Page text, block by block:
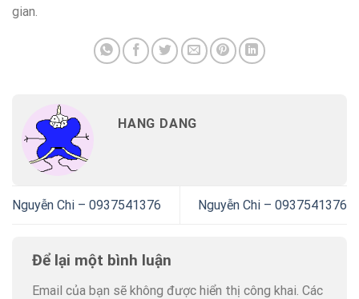
gian.
HANG DANG
Nguyễn Chi – 0937541376 Nguyễn Chi – 0937541376
Để lại một bình luận
Email của bạn sẽ không được hiển thị công khai. Các